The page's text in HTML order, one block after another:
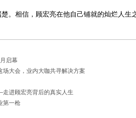
。相信，顾宏亮在他自己铺就的灿烂人生
启幕
大会，业内大咖共寻解决方案
进顾宏亮背后的真实人生
第一枪